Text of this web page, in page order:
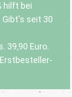
hilft bei
Gibt's seit 30
. 39,90 Euro.